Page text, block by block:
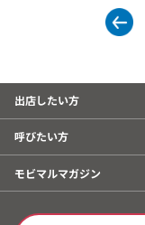
出店したい方
呼びたい方
モビマルマガジン